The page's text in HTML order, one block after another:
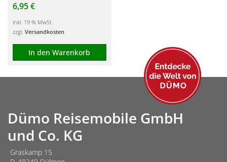
6,95€
inkl. 19 % MwSt.
zzgl. Versandkosten
In den Warenkorb
Dümo Reisemobile GmbH
und Co. KG
Graskamp 15